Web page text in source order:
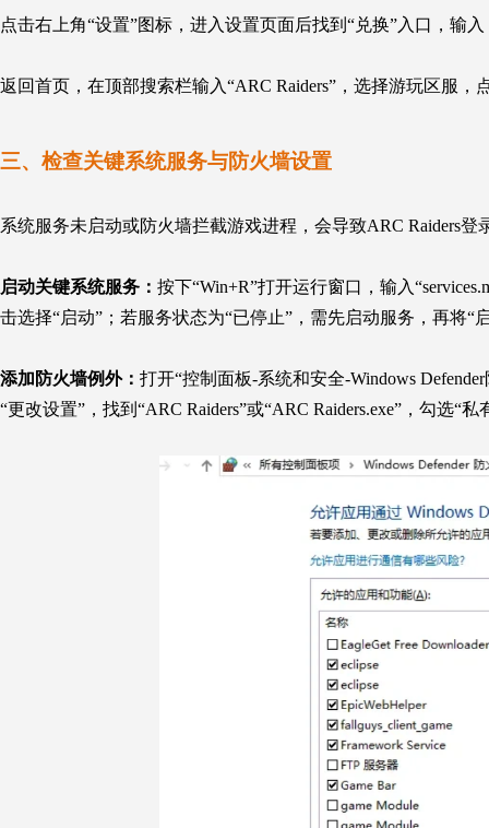
点击右上角“设置”图标，进入设置页面后找到“兑换”入口，输入
返回首页，在顶部搜索栏输入“ARC Raiders”，选择游玩区服，
三、检查关键系统服务与防火墙设置
系统服务未启动或防火墙拦截游戏进程，会导致ARC Raiders登
启动关键系统服务： 按下“Win+R”打开运行窗口，输入
击选择“启动”；若服务状态为“已停止”，需先启动服务，再将“
添加防火墙例外： 打开“控制面板-系统和安全-Windows
“更改设置”，找到“ARC Raiders”或“ARC Raiders.exe”，勾选“